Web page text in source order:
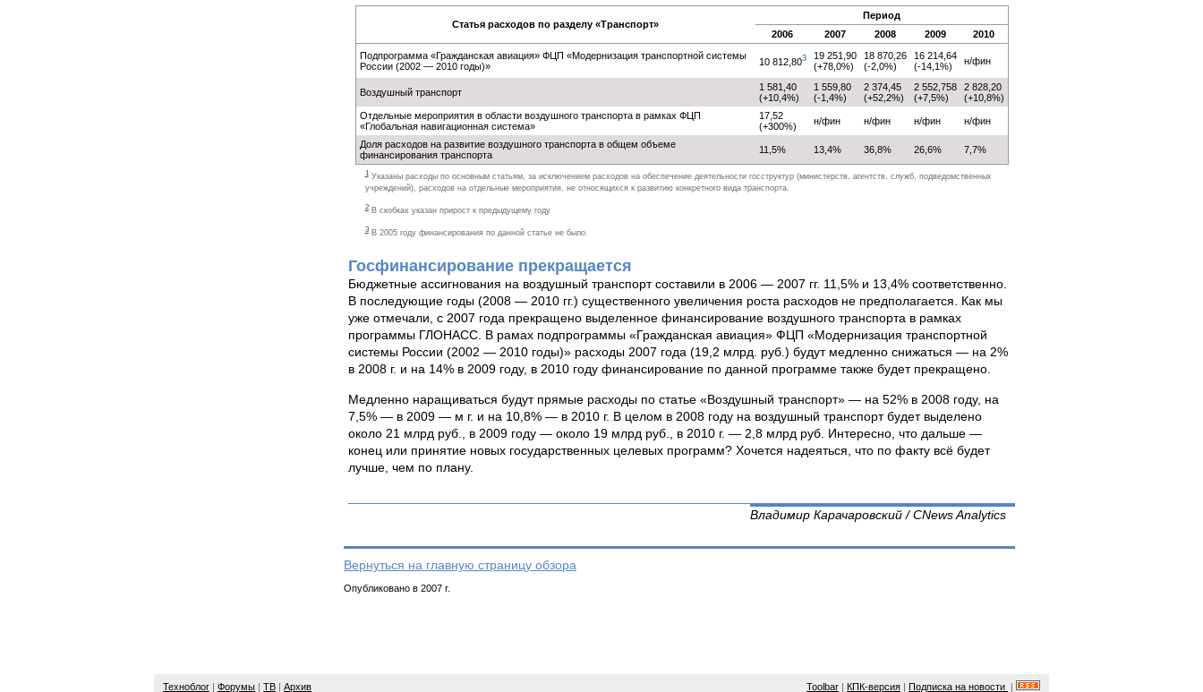
Статья расходов по разделу «Транспорт»
Период
2006
2007 2008 2009
2010
Подпрограмма «Гражданская авиация» ФЦП «Модернизация транспортной системы
России (2002 — 2010 годы)»
10 812,803
19 251,90
(+78,0%)
18 870,26
(-2,0%)
16 214,64
(-14,1%)
н/фин
Воздушный транспорт
1 581,40
(+10,4%)
1 559,80
(-1,4%)
2 374,45
(+52,2%)
2 552,758
(+7,5%)
2 828,20
(+10,8%)
Отдельные мероприятия в области воздушного транспорта в рамках ФЦП
«Глобальная навигационная система»
17,52
(+300%)
н/фин н/фин н/фин н/фин
Доля расходов на развитие воздушного транспорта в общем объеме
финансирования транспорта
11,5% 13,4% 36,8% 26,6% 7,7%
1Указаны расходы по основным статьям, за исключением расходов на обеспечение деятельности госструктур (министерств, агентств, служб, подведомственных
учреждений), расходов на отдельные мероприятия, не относящихся к развитию конкретного вида транспорта.
2В скобках указан прирост к предыдущему году
3В 2005 году финансирования по данной статье не было.
Госфинансирование прекращается
Бюджетные ассигнования на воздушный транспорт составили в 2006 — 2007 гг. 11,5% и 13,4% соответственно.
В последующие годы (2008 — 2010 гг.) существенного увеличения роста расходов не предполагается. Как мы
уже отмечали, с 2007 года прекращено выделенное финансирование воздушного транспорта в рамках
программы ГЛОНАСС. В рамах подпрограммы «Гражданская авиация» ФЦП «Модернизация транспортной
системы России (2002 — 2010 годы)» расходы 2007 года (19,2 млрд. руб.) будут медленно снижаться — на 2%
в 2008 г. и на 14% в 2009 году, в 2010 году финансирование по данной программе также будет прекращено.
Медленно наращиваться будут прямые расходы по статье «Воздушный транспорт» — на 52% в 2008 году, на
7,5% — в 2009 — м г. и на 10,8% — в 2010 г. В целом в 2008 году на воздушный транспорт будет выделено
около 21 млрд руб., в 2009 году — около 19 млрд руб., в 2010 г. — 2,8 млрд руб. Интересно, что дальше —
конец или принятие новых государственных целевых программ? Хочется надеяться, что по факту всё будет
лучше, чем по плану.
Владимир Карачаровский / CNews Analytics
Вернуться на главную страницу обзора
Опубликовано в 2007 г.
Техноблог | Форумы | ТВ | Архив Toolbar | КПК-версия | Подписка на новости |